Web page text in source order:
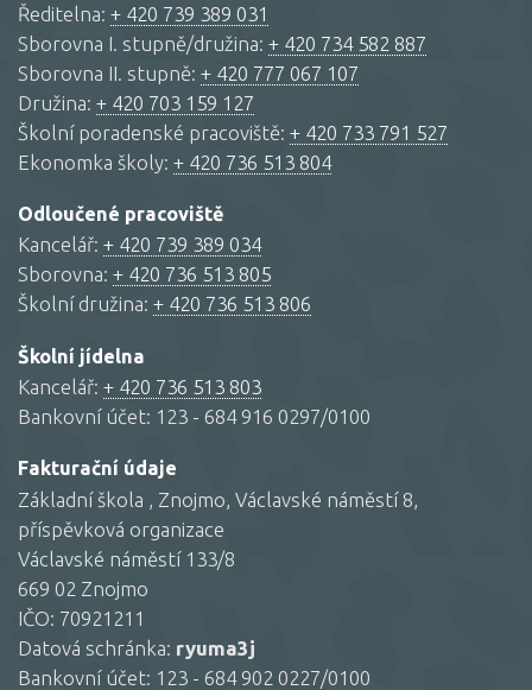
Ředitelna: + 420 739 389 031
Sborovna I. stupně/družina: + 420 734 582 887
Sborovna II. stupně: + 420 777 067 107
Družina: + 420 703 159 127
Školní poradenské pracoviště: + 420 733 791 527
Ekonomka školy: + 420 736 513 804
Odloučené pracoviště
Kancelář: + 420 739 389 034
Sborovna: + 420 736 513 805
Školní družina: + 420 736 513 806
Školní jídelna
Kancelář: + 420 736 513 803
Bankovní účet: 123 - 684 916 0297/0100
Fakturační údaje
Základní škola , Znojmo, Václavské náměstí 8,
příspěvková organizace
Václavské náměstí 133/8
669 02 Znojmo
IČO: 70921211
Datová schránka: ryuma3j
Bankovní účet: 123 - 684 902 0227/0100